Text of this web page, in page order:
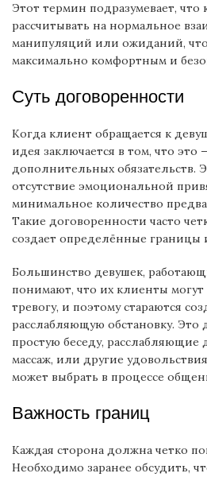
Этот термин подразумевает, что
рассчитывать на нормальное
манипуляций или ожиданий,
максимально комфортным и
Суть договоренности
Когда клиент обращается к
идея заключается в том, что это
дополнительных обязательств.
отсутствие эмоциональной
минимальное количество
Такие договоренности часто
создает определённые границы
Большинство девушек,
понимают, что их клиенты могут
тревогу, и поэтому стараются
расслабляющую обстановку. Это
простую беседу, расслабляющие
массаж, или другие
может выбрать в процессе
Важность границ
Каждая сторона должна четко
Необходимо заранее обсудить,